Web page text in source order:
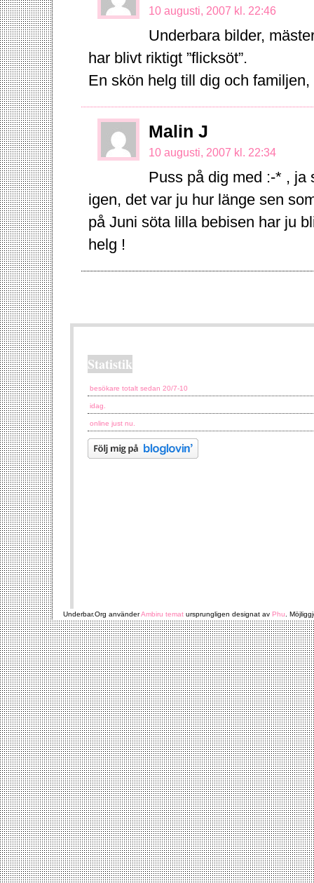
10 augusti, 2007 kl. 22:46
Underbara bilder,
har blivt riktigt ”flicksöt”.
En skön helg till dig och
Malin J
10 augusti, 2007 kl. 22:34
Puss på dig med :-* , ja
igen, det var ju hur länge sen
på Juni söta lilla bebisen har ju
helg !
Statistik
besökare totalt sedan 20/7-10
idag.
online just nu.
Underbar.Org använderAmbiru temat ursprungligen designat av Phu.